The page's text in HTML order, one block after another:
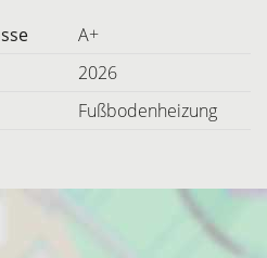
A+
2026
Fußbodenheizung